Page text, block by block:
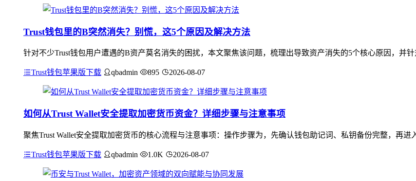
Trust钱包里的B突然消失？别慌，这5个原因及解决方法
针对不少Trust钱包用户遭遇的B资产莫名消失的困扰，本文聚焦该问题，梳理出导致资产消失的5个核心原因，并
Trust钱包苹果版下载 qbadmin 895 2026-08-07
如何从Trust Wallet安全提取加密货币资金？详细步骤与注意事项
聚焦Trust Wallet安全提取加密货币的核心流程与注意事项：操作步骤为，先确认钱包助记词、私钥备份完整，再
Trust钱包苹果版下载 qbadmin 1.0K 2026-08-07